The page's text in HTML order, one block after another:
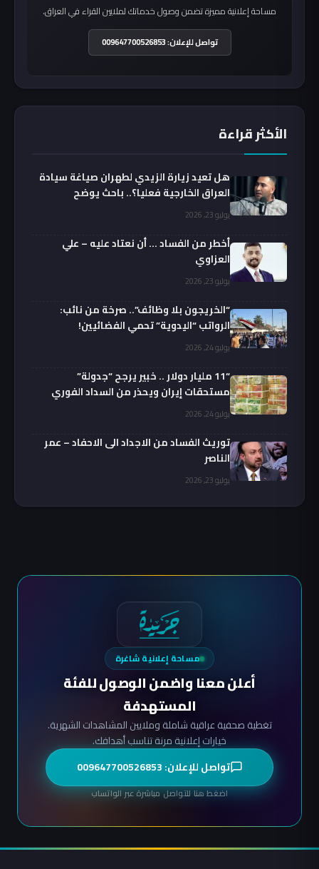
مساحة إعلانية مميزة تضمن وصول خدماتك لملايين القراء في العراق.
تواصل للإعلان: 009647700526853
الأكثر قراءة
هل تعيد زيارة الزيدي لطهران صياغة سيادة
العراق الخارجية فعليا؟.. باحث يوضح
يوليو 23, 2026
أخطر من الفساد … أن نعتاد عليه – علي
العزاوي
يوليو 23, 2026
“الخريجون بلا وظائف”.. صرخة من نائب:
الرواتب “اليدوية” تحمي الفضائيين!
يوليو 24, 2026
“11 مليار دولار .. خبير يرجح “جدولة”
مستحقات إيران ويحذر من السداد الفوري
يوليو 24, 2026
توريث الفساد من الاجداد الى الاحفاد – عمر
الناصر
يوليو 23, 2026
مساحة إعلانية شاغرة
أعلن معنا واضمن الوصول للفئة
المستهدفة
تغطية صحفية عراقية شاملة وملايين المشاهدات الشهرية.
خيارات إعلانية مرنة تناسب أهدافك.
تواصل للإعلان: 009647700526853
اضغط هنا للتواصل مباشرة عبر الواتساب